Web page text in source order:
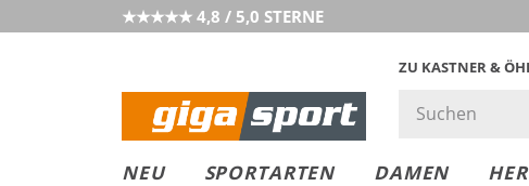
★★★★★ 4,8 / 5,0 STERNE
ZU KASTNER &
NEU SPORTARTEN DAMEN
LEASING
COLLECT
RESERVE